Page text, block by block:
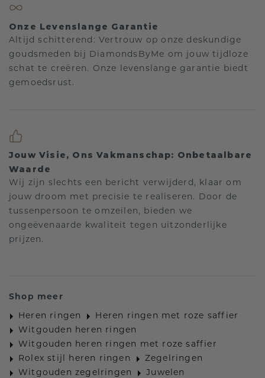
Onze Levenslange Garantie
Altijd schitterend: Vertrouw op onze deskundige
goudsmeden bij DiamondsByMe om jouw tijdloze
schat te creëren. Onze levenslange garantie biedt
gemoedsrust.
Jouw Visie, Ons Vakmanschap: Onbetaalbare
Waarde
Wij zijn slechts een bericht verwijderd, klaar om
jouw droom met precisie te realiseren. Door de
tussenpersoon te omzeilen, bieden we
ongeëvenaarde kwaliteit tegen uitzonderlijke
prijzen.
Shop meer
Heren ringen
Heren ringen met roze saffier
Witgouden heren ringen
Witgouden heren ringen met roze saffier
Rolex stijl heren ringen
Zegelringen
Witgouden zegelringen
Juwelen